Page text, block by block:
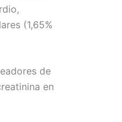
(1,65%
de
en